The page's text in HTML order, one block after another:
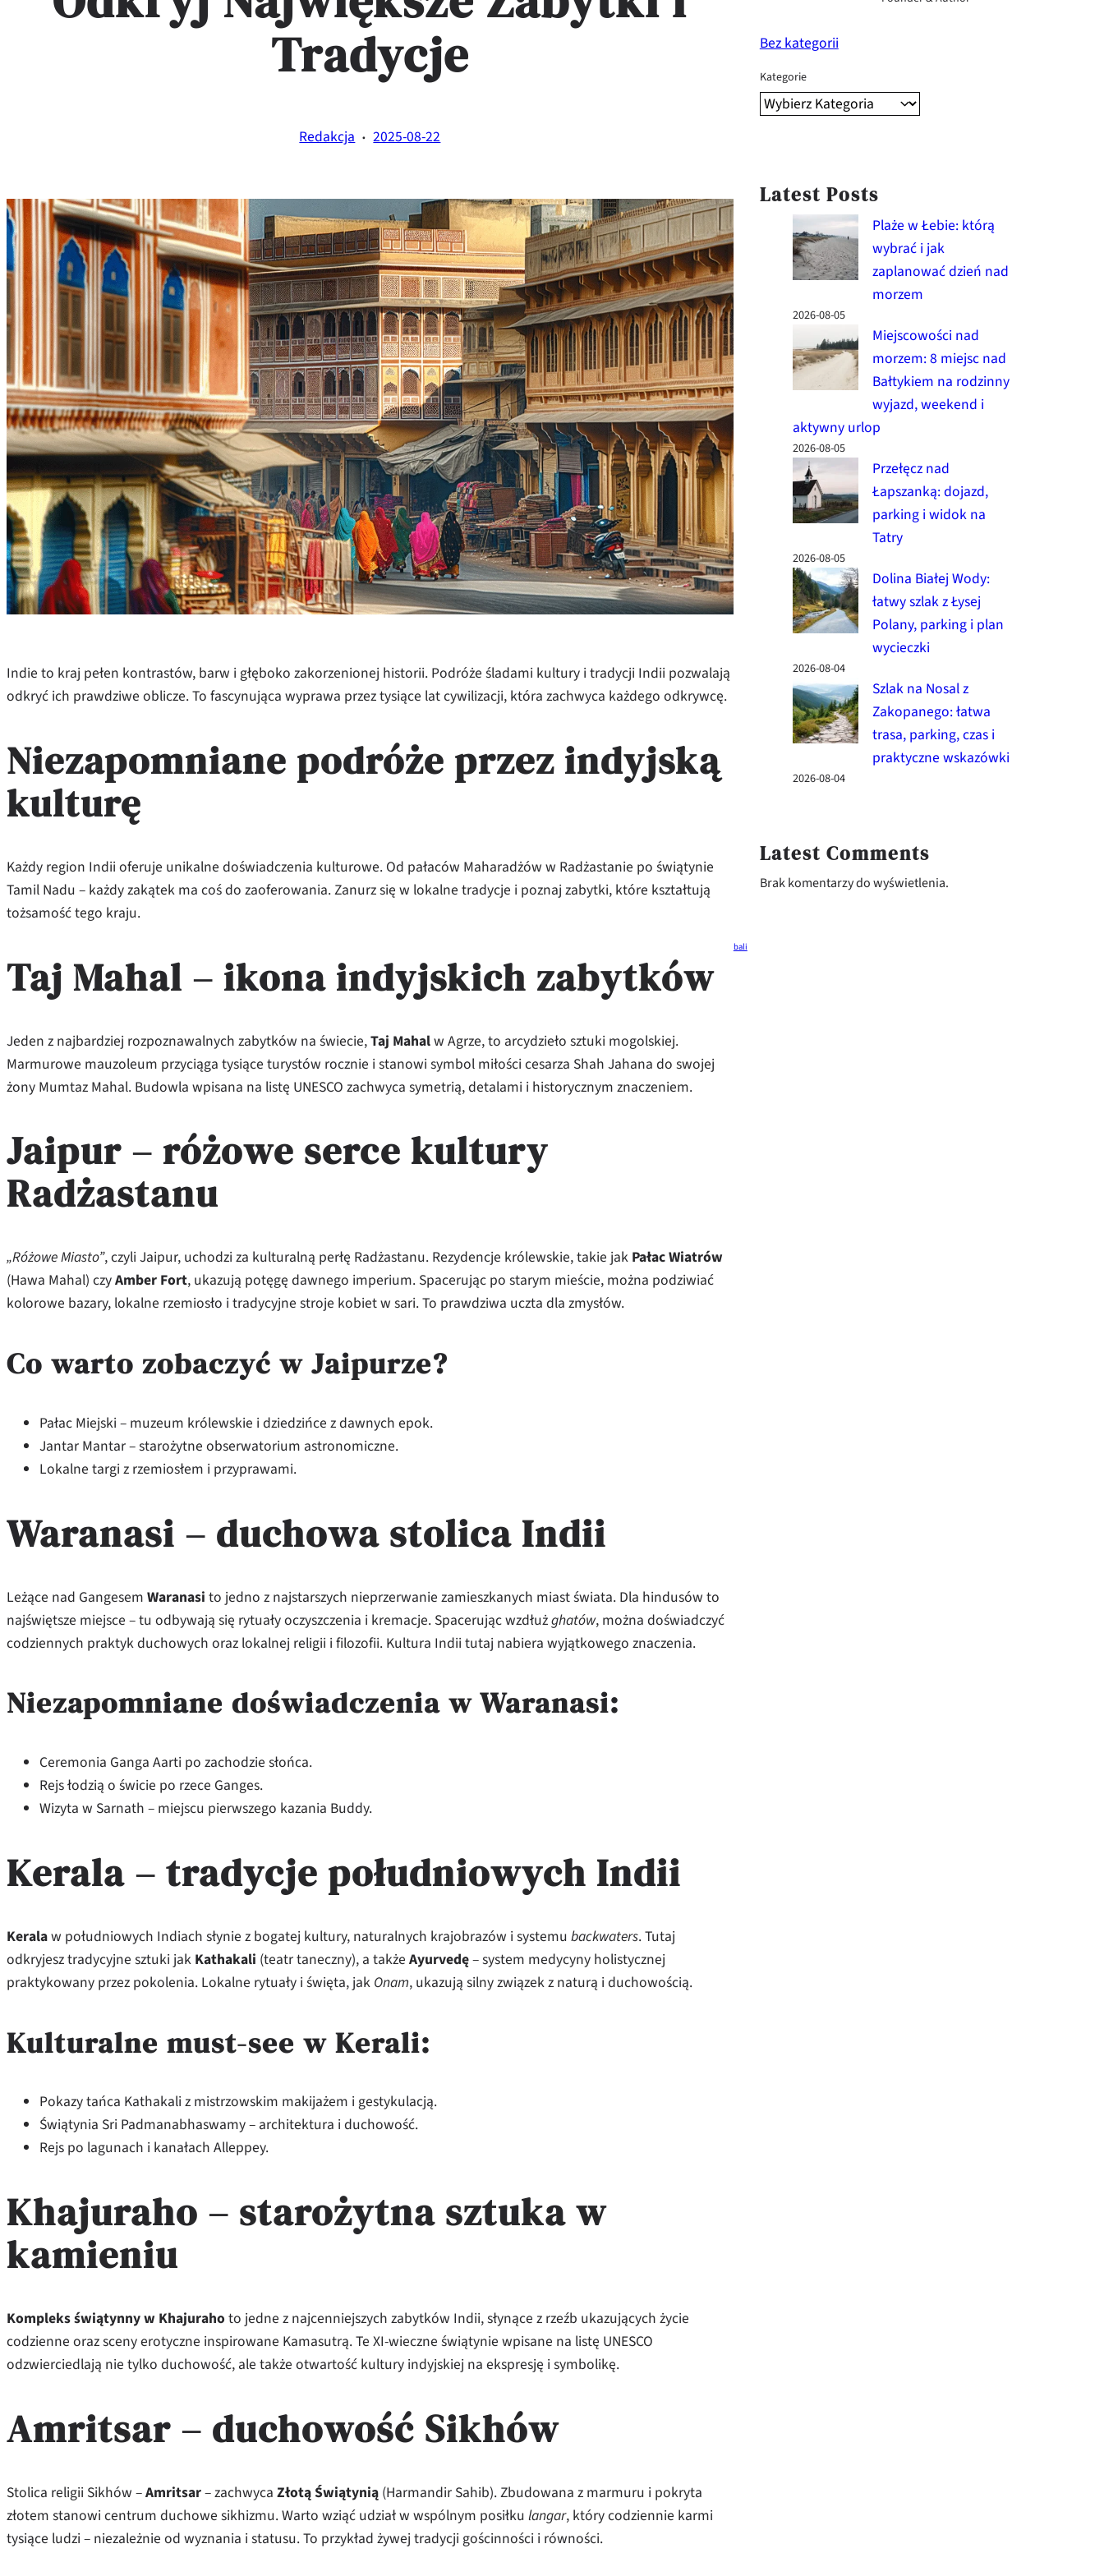
Tradycje
Redakcja · 2025-08-22
Indie to kraj pełen kontrastów, barw i głęboko zakorzenionej historii. Podróże śladami kultury i tradycji Indii pozwalają
odkryć ich prawdziwe oblicze. To fascynująca wyprawa przez tysiące lat cywilizacji, która zachwyca każdego odkrywcę.
Niezapomniane podróże przez indyjską
kulturę
Każdy region Indii oferuje unikalne doświadczenia kulturowe. Od pałaców Maharadżów w Radżastanie po świątynie
Tamil Nadu – każdy zakątek ma coś do zaoferowania. Zanurz się w lokalne tradycje i poznaj zabytki, które kształtują
tożsamość tego kraju.
Taj Mahal – ikona indyjskich zabytków
Jeden z najbardziej rozpoznawalnych zabytków na świecie,Taj Mahalw Agrze, to arcydzieło sztuki mogolskiej.
Marmurowe mauzoleum przyciąga tysiące turystów rocznie i stanowi symbol miłości cesarza Shah Jahana do swojej
żony Mumtaz Mahal. Budowla wpisana na listę UNESCO zachwyca symetrią, detalami i historycznym znaczeniem.
Jaipur – różowe serce kultury
Radżastanu
„Różowe Miasto”, czyli Jaipur, uchodzi za kulturalną perłę Radżastanu. Rezydencje królewskie, takie jak Pałac Wiatrów
(Hawa Mahal) czyAmber Fort, ukazują potęgę dawnego imperium. Spacerując po starym mieście, można podziwiać
kolorowe bazary, lokalne rzemiosło i tradycyjne stroje kobiet w sari. To prawdziwa uczta dla zmysłów.
Co warto zobaczyć w Jaipurze?
Pałac Miejski – muzeum królewskie i dziedzińce z dawnych epok.
Jantar Mantar – starożytne obserwatorium astronomiczne.
Lokalne targi z rzemiosłem i przyprawami.
Waranasi – duchowa stolica Indii
Leżące nad Gangesem Waranasi to jedno z najstarszych nieprzerwanie zamieszkanych miast świata. Dla hindusów to
najświętsze miejsce – tu odbywają się rytuały oczyszczenia i kremacje. Spacerując wzdłużghatów, można doświadczyć
codziennych praktyk duchowych oraz lokalnej religii i filozofii. Kultura Indii tutaj nabiera wyjątkowego znaczenia.
Niezapomniane doświadczenia w Waranasi:
Ceremonia Ganga Aarti po zachodzie słońca.
Rejs łodzią o świcie po rzece Ganges.
Wizyta w Sarnath – miejscu pierwszego kazania Buddy.
Kerala – tradycje południowych Indii
Keralaw południowych Indiach słynie z bogatej kultury, naturalnych krajobrazów i systemu backwaters. Tutaj
odkryjesz tradycyjne sztuki jak Kathakali (teatr taneczny), a także Ayurvedę– system medycyny holistycznej
praktykowany przez pokolenia. Lokalne rytuały i święta, jak Onam, ukazują silny związek z naturą i duchowością.
Kulturalne must-see w Kerali:
Pokazy tańca Kathakali z mistrzowskim makijażem i gestykulacją.
Świątynia Sri Padmanabhaswamy – architektura i duchowość.
Rejs po lagunach i kanałach Alleppey.
Khajuraho – starożytna sztuka w
kamieniu
Kompleks świątynny w Khajuraho to jedne z najcenniejszych zabytków Indii, słynące z rzeźb ukazujących życie
codzienne oraz sceny erotyczne inspirowane Kamasutrą. Te XI-wieczne świątynie wpisane na listę UNESCO
odzwierciedlają nie tylko duchowość, ale także otwartość kultury indyjskiej na ekspresję i symbolikę.
Amritsar – duchowość Sikhów
Stolica religii Sikhów –Amritsar– zachwyca Złotą Świątynią (Harmandir Sahib). Zbudowana z marmuru i pokryta
złotem stanowi centrum duchowe sikhizmu. Warto wziąć udział w wspólnym posiłku langar, który codziennie karmi
tysiące ludzi – niezależnie od wyznania i statusu. To przykład żywej tradycji gościnności i równości.
Bez kategorii
Kategorie
Latest Posts
Plaże w Łebie: którą
wybrać i jak
zaplanować dzień nad
morzem
2026-08-05
Miejscowości nad
morzem: 8 miejsc nad
Bałtykiem na rodzinny
wyjazd, weekend i
aktywny urlop
2026-08-05
Przełęcz nad
Łapszanką: dojazd,
parking i widok na
Tatry
2026-08-05
Dolina Białej Wody:
łatwy szlak z Łysej
Polany, parking i plan
wycieczki
2026-08-04
Szlak na Nosal z
Zakopanego: łatwa
trasa, parking, czas i
praktyczne wskazówki
2026-08-04
Latest Comments
Brak komentarzy do wyświetlenia.
bali